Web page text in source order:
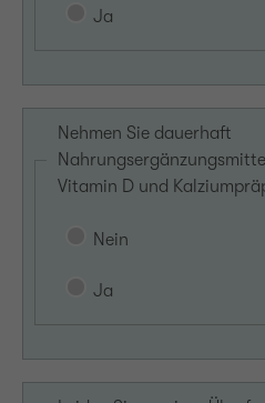
Ja
Nehmen Sie dauerhaft
Vitamin D und
Nein
Ja